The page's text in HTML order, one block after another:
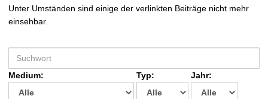
f
e
Unter Umständen sind einige der verlinkten Beiträge nicht mehr
einsehbar.
u
c
Medium: Typ: Jahr: